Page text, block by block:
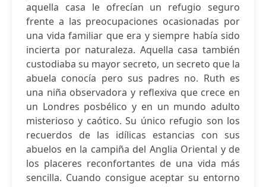
aquella casa le ofrecían un refugio seguro
frente a las preocupaciones ocasionadas por
una vida familiar que era y siempre había sido
incierta por naturaleza. Aquella casa también
custodiaba su mayor secreto, un secreto que la
abuela conocía pero sus padres no. Ruth es
una niña observadora y reflexiva que crece en
un Londres posbélico y en un mundo adulto
misterioso y caótico. Su único refugio son los
recuerdos de las idílicas estancias con sus
abuelos en la campiña del Anglia Oriental y de
los placeres reconfortantes de una vida más
sencilla. Cuando consigue aceptar su entorno